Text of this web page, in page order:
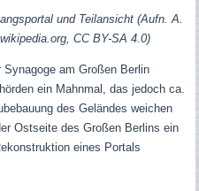
und Teilansicht (Aufn. A.
CC BY-SA 4.0)
am Großen Berlin
ein Mahnmal, das jedoch ca.
des Geländes weichen
Ostseite des Großen Berlins ein
eines Portals